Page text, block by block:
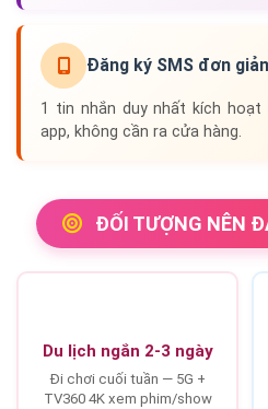
Đăng ký SMS đơn giản
1 tin nhắn duy nhất kích
app, không cần ra cửa hàng.
ĐỐI TƯỢNG NÊN
Du lịch ngắn 2-3 ngày
Đi chơi cuối tuần — 5G +
TV360 4K xem phim/show